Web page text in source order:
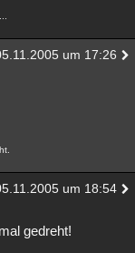
um 17:26
um 18:54
gedreht!